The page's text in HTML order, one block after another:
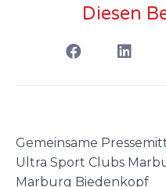
Diesen
Gemeinsame
Ultra Sport Clubs
Marburg Biedenkopf